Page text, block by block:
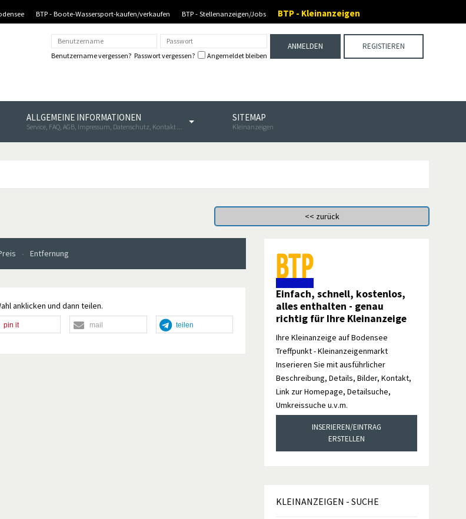
BTP - Boote-Wassersport-kaufen/verkaufen BTP - Stellenanzeigen/Jobs BTP - Kleinanzeigen
REGISTIEREN
Benutzername vergessen? Passwort vergessen? Angemeldet bleiben
ANMELDEN
ALLGEMEINE INFORMATIONEN
Service, FAQ, AGB, Impressum, Datenschutz, Kontakt ...
SITEMAP
Kleinanzeigen
Entfernung
anklicken und dann teilen.
pin it mail teilen
Einfach, schnell, kostenlos,
alles enthalten - genau
richtig für Ihre Kleinanzeige
Ihre Kleinanzeige auf Bodensee
Treffpunkt - Kleinanzeigenmarkt
Inserieren Sie mit ausführlicher
Beschreibung, Details, Bilder, Kontakt,
Link zur Homepage, Detailsuche,
Umkreissuche u.v.m.
INSERIEREN/EINTRAG
ERSTELLEN
KLEINANZEIGEN - SUCHE